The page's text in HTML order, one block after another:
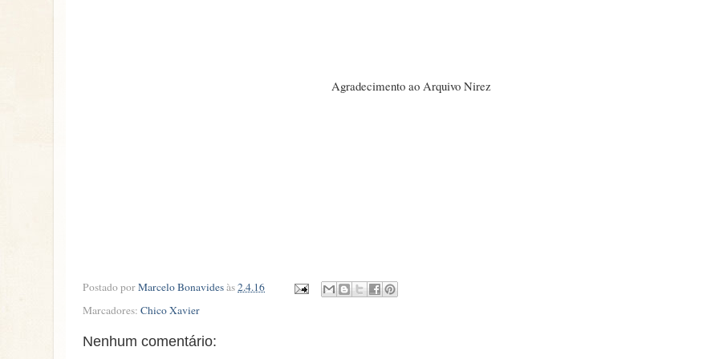
Agradecimento ao Arquivo Nirez
Postado porMarcelo Bonavidesàs2.4.16
Marcadores: Chico Xavier
Nenhum comentário: